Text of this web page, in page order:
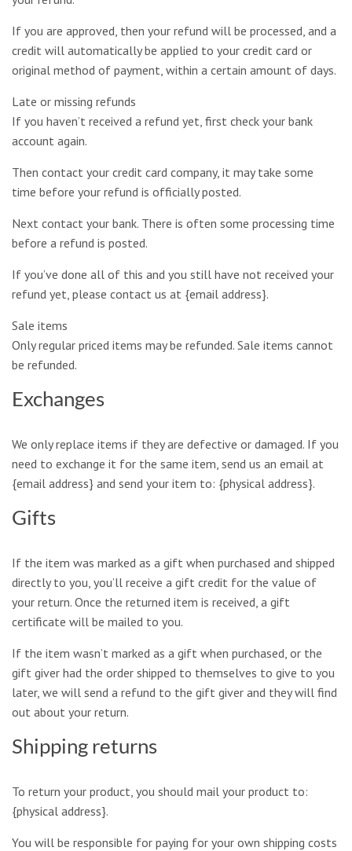
If you are approved, then your refund will be processed, and a
credit will automatically be applied to your credit card or
original method of payment, within a certain amount of days.
Late or missing refunds
If you haven’t received a refund yet, first check your bank
account again.
Then contact your credit card company, it may take some
time before your refund is officially posted.
Next contact your bank. There is often some processing time
before a refund is posted.
If you’ve done all of this and you still have not received your
refund yet, please contact us at {email address}.
Sale items
Only regular priced items may be refunded. Sale items cannot
be refunded.
Exchanges
We only replace items if they are defective or damaged. If you
need to exchange it for the same item, send us an email at
{email address} and send your item to: {physical address}.
Gifts
If the item was marked as a gift when purchased and shipped
directly to you, you’ll receive a gift credit for the value of
your return. Once the returned item is received, a gift
certificate will be mailed to you.
If the item wasn’t marked as a gift when purchased, or the
gift giver had the order shipped to themselves to give to you
later, we will send a refund to the gift giver and they will find
out about your return.
Shipping returns
To return your product, you should mail your product to:
{physical address}.
You will be responsible for paying for your own shipping costs